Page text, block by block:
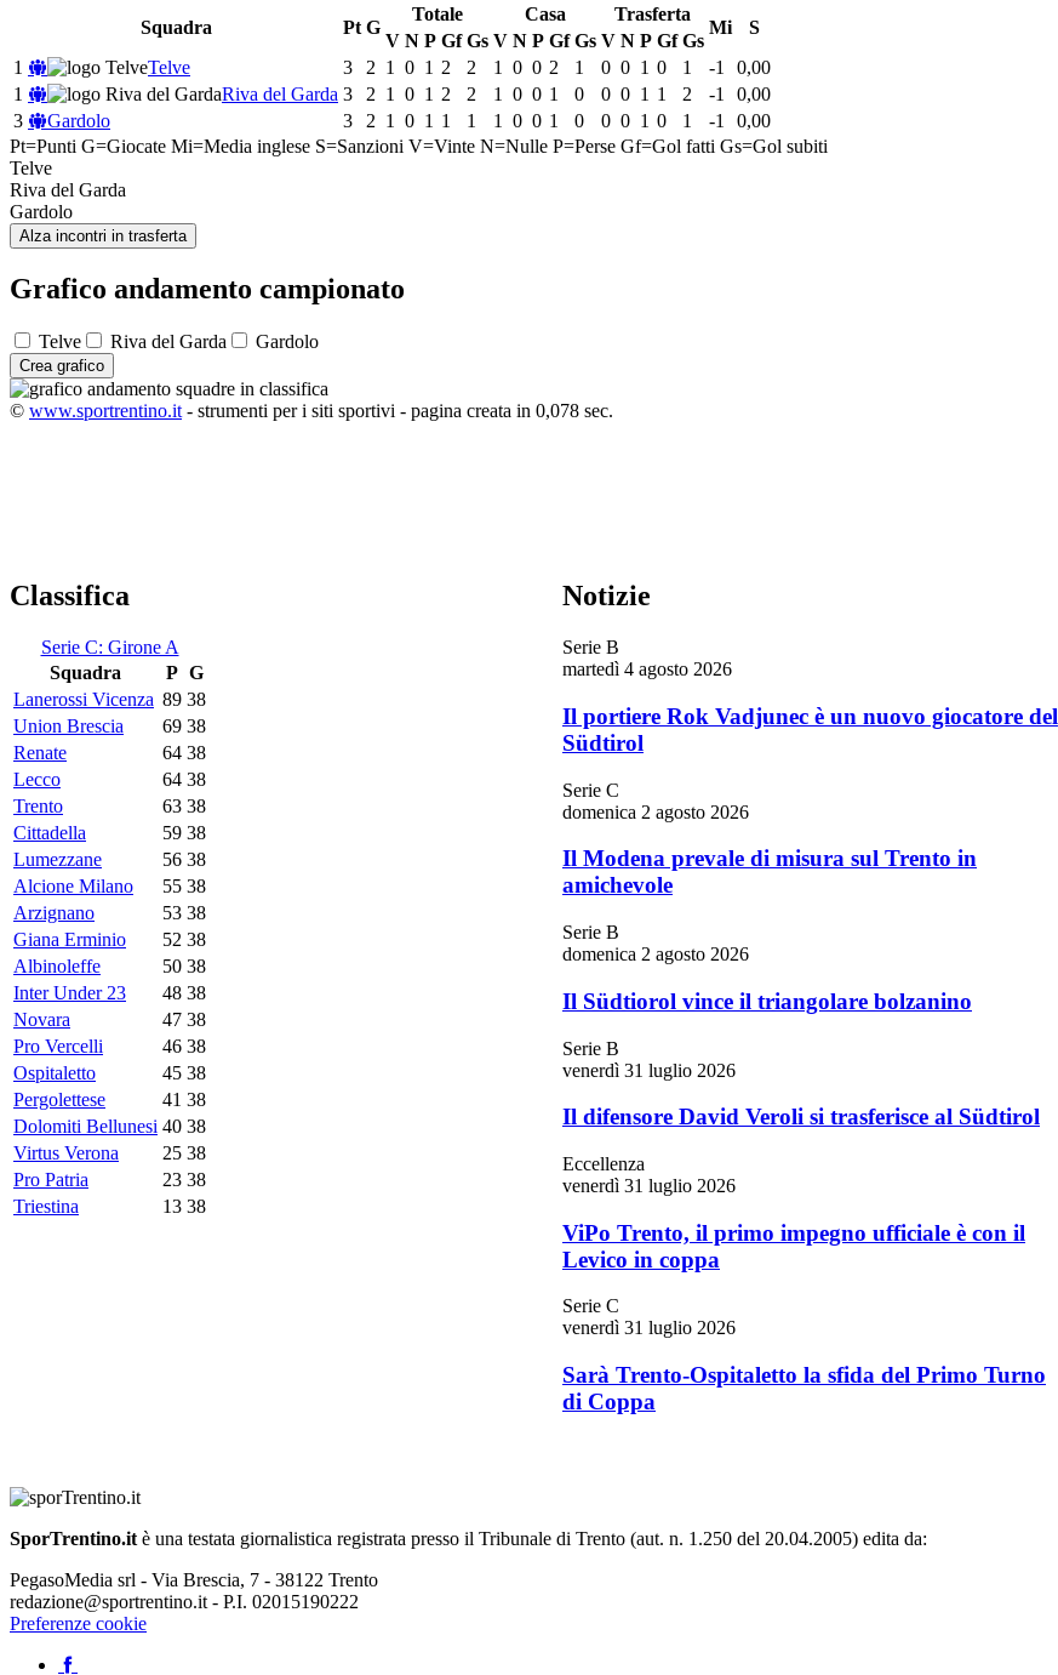
Squadra
Pt G
Totale Casa Trasferta
Mi S
V N P Gf Gs V N P Gf Gs V N P Gf Gs
1
Telve 3 2 1 0 1 2 2 1 0 0 2 1 0 0 1 0 1 -1
0,00
1
Riva del Garda 3 2 1 0 1 2 2 1 0 0 1 0 0 0 1 1 2 -1
0,00
3
Gardolo 3 2 1 0 1 1 1 1 0 0 1 0 0 0 1 0 1 -1
0,00
Pt=Punti G=Giocate Mi=Media inglese S=Sanzioni V=Vinte N=Nulle P=Perse Gf=Gol fatti Gs=Gol subiti
Telve
Riva del Garda
Gardolo
Alza incontri in trasferta
Grafico andamento campionato
Telve Riva del Garda Gardolo
Crea grafico
© www.sportrentino.it- strumenti per i siti sportivi - pagina creata in 0,078 sec.
Classifica
Serie C: Girone A
Squadra
P G
Lanerossi Vicenza 89 38
Union Brescia
69 38
Renate
64 38
Lecco
64 38
Trento
63 38
Cittadella
59 38
Lumezzane
56 38
Alcione Milano
55 38
Arzignano
53 38
Giana Erminio
52 38
Albinoleffe
50 38
Inter Under 23
48 38
Novara
47 38
Pro Vercelli
46 38
Ospitaletto
45 38
Pergolettese
41 38
Dolomiti Bellunesi 40 38
Virtus Verona
25 38
Pro Patria
23 38
Triestina
13 38
Notizie
Serie B
martedì 4 agosto 2026
Il portiere Rok Vadjunec è un nuovo giocatore del
Südtirol
Serie C
domenica 2 agosto 2026
Il Modena prevale di misura sul Trento in
amichevole
Serie B
domenica 2 agosto 2026
Il Südtiorol vince il triangolare bolzanino
Serie B
venerdì 31 luglio 2026
Il difensore David Veroli si trasferisce al Südtirol
Eccellenza
venerdì 31 luglio 2026
ViPo Trento, il primo impegno ufficiale è con il
Levico in coppa
Serie C
venerdì 31 luglio 2026
Sarà Trento-Ospitaletto la sfida del Primo Turno
di Coppa
SporTrentino.it è una testata giornalistica registrata presso il Tribunale di Trento (aut. n. 1.250 del 20.04.2005) edita da:
PegasoMedia srl - Via Brescia, 7 - 38122 Trento
redazione@sportrentino.it - P.I. 02015190222
Preferenze cookie